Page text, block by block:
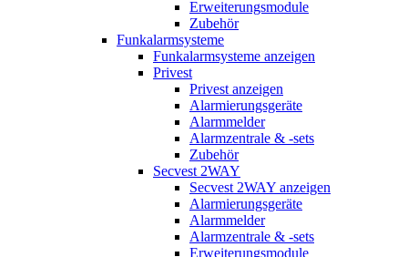
Erweiterungsmodule
Zubehör
Funkalarmsysteme
Funkalarmsysteme anzeigen
Privest
Privest anzeigen
Alarmierungsgeräte
Alarmmelder
Alarmzentrale & -sets
Zubehör
Secvest 2WAY
Secvest 2WAY anzeigen
Alarmierungsgeräte
Alarmmelder
Alarmzentrale & -sets
Erweiterungsmodule